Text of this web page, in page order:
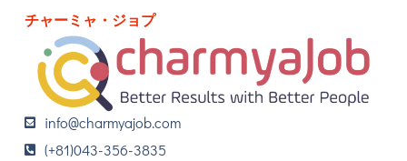
チャーミャ・ジョプ
info@charmyajob.com
(+81)043-356-3835